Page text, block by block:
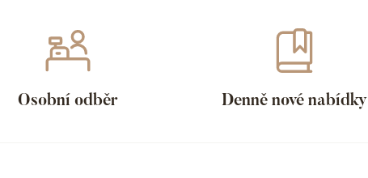
Osobní odběr Denně nové nabídky